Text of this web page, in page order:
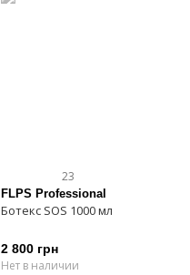
23
FLPS Professional
Ботекс SOS 1000 мл
2 800 грн
Нет в наличии